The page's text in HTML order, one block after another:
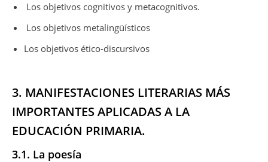
Los objetivos cognitivos y metacognitivos.
Los objetivos metalingüísticos
Los objetivos ético-discursivos
3. MANIFESTACIONES LITERARIAS MÁS
IMPORTANTES APLICADAS A LA
EDUCACIÓN PRIMARIA.
3.1. La poesía